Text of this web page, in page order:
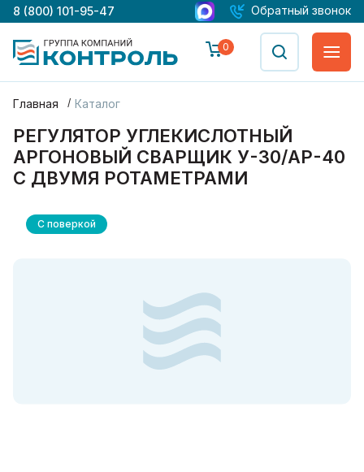
8 (800) 101-95-47 Обратный звонок
0
Главная Каталог
РЕГУЛЯТОР УГЛЕКИСЛОТНЫЙ
АРГОНОВЫЙ СВАРЩИК У-30/АР-40
С ДВУМЯ РОТАМЕТРАМИ
С поверкой